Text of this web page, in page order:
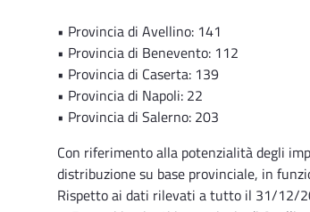
• Provincia di Avellino: 141
• Provincia di Benevento: 112
• Provincia di Caserta: 139
• Provincia di Napoli: 22
• Provincia di Salerno: 203
Con riferimento alla potenzialità degli
distribuzione su base provinciale, in
Rispetto ai dati rilevati a tutto il 31/12/